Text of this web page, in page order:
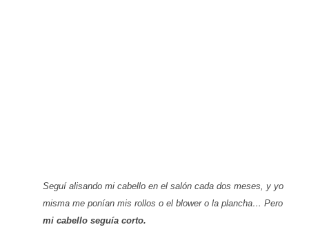
Seguí alisando mi cabello en el salón cada dos meses, y yo
misma me ponían mis rollos o el blowero la plancha… Pero
mi cabello seguía corto.